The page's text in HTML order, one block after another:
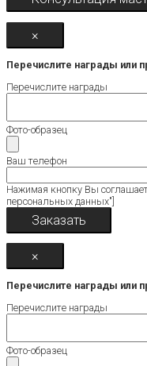
×
Перечислите награды или
Перечислите награды
Фото-образец
Ваш телефон
Нажимая кнопку Вы
персональных данных"]
×
Перечислите награды или
Перечислите награды
Фото-образец